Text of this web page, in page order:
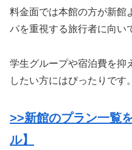
料金面では本館の方が新館
パを重視する旅行者に向い
学生グループや宿泊費を抑
したい方にはぴったりです。
>>新館のプラン一覧
ル】